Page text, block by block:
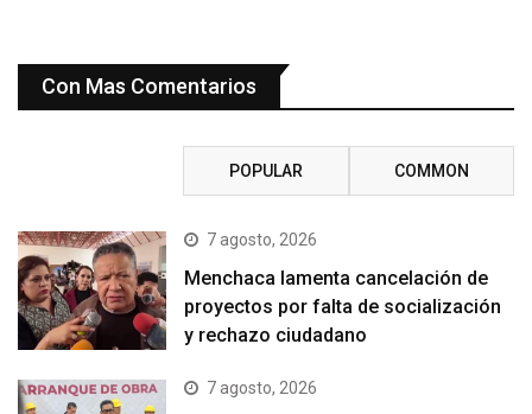
Con Mas Comentarios
POPULAR COMMON
7 agosto, 2026
Menchaca lamenta cancelación de
proyectos por falta de socialización
y rechazo ciudadano
7 agosto, 2026